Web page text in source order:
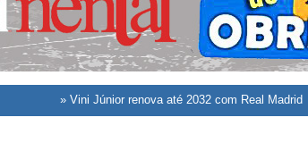
Vini Júnior renova até 2032 com Real Madrid »